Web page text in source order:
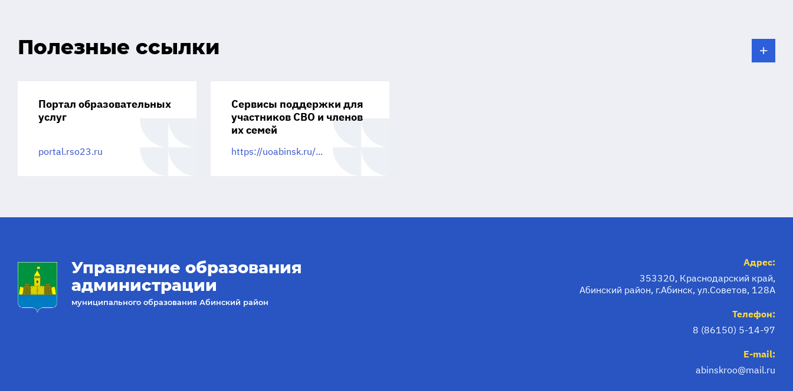
Полезные ссылки
Портал образовательных
услуг
portal.rso23.ru
Сервисы поддержки для
участников СВО и членов
их семей
https://uoabinsk.ru/...
Управление образования
администрации
муниципального образования Абинский район
Адрес:
353320, Краснодарский край,
Абинский район, г.Абинск, ул.Советов, 128А
Телефон:
8 (86150) 5-14-97
E-mail:
abinskroo@mail.ru